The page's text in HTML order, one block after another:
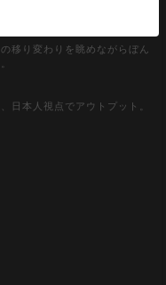
トファッション』がコンセプ
移り変わりを眺めながらぼん
日本人視点でアウトプット。